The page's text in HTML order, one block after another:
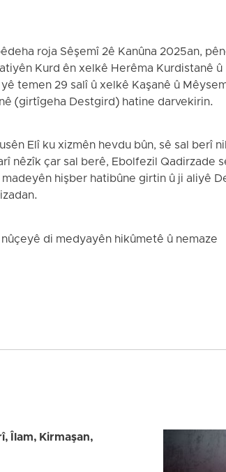
roja Sêşemî 2ê Kanûna 2025an,
Kurd ên xelkê Herêma Kurdistanê û
temen 29 salî û xelkê Kaşanê û
(girtîgeha Destgird) hatine darvekirin.
Elî ku xizmên hevdu bûn, sê sal berî
nêzîk çar sal berê, Ebolfezil Qadirzade
hişber hatibûne girtin û ji aliyê
di medyayên hikûmetê û nemaze
Îlam, Kirmaşan,